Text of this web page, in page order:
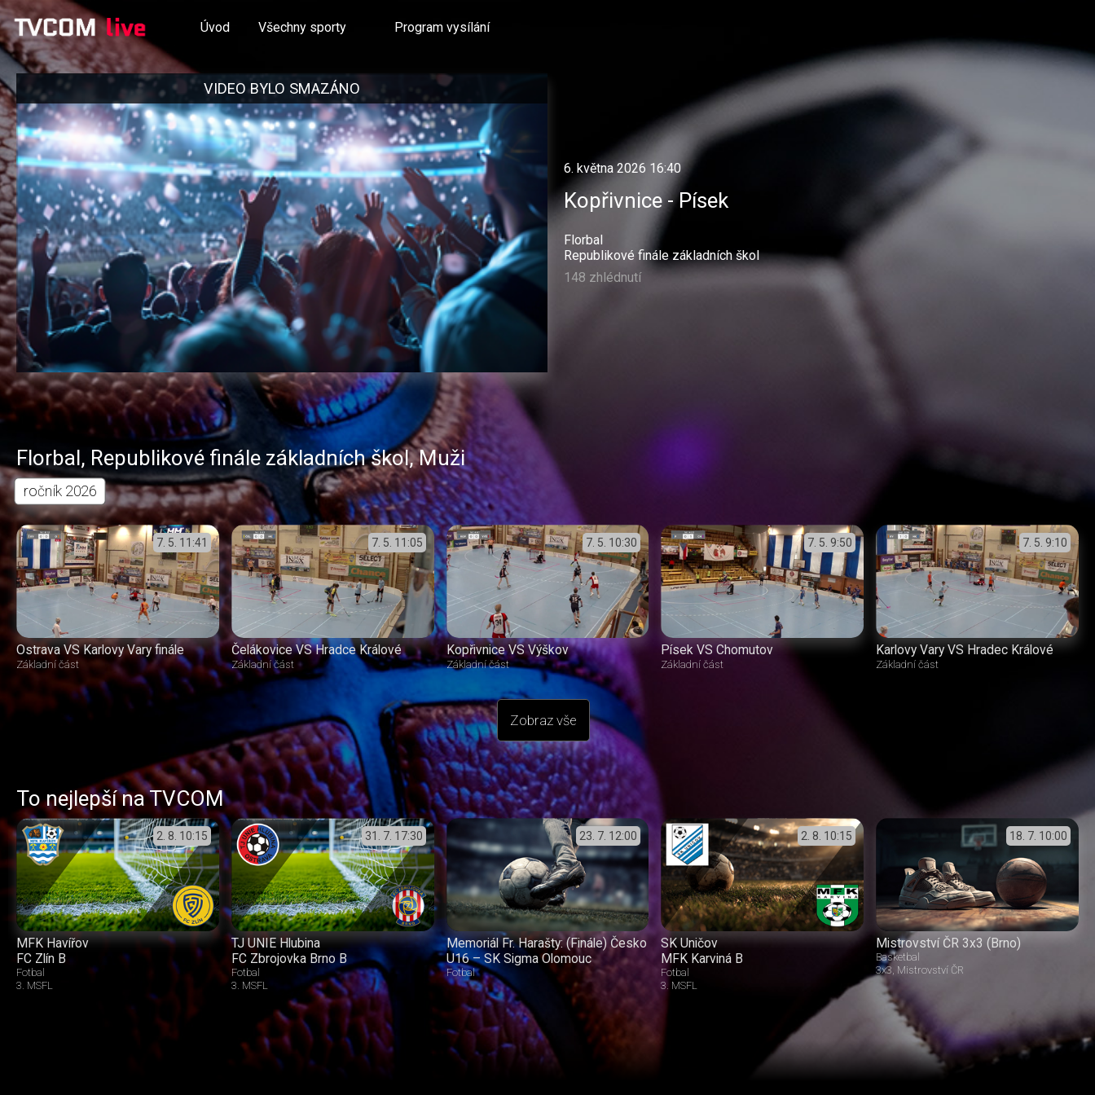
Úvod Všechny sporty Program vysílání
VIDEO BYLO SMAZÁNO
6. května 2026 16:40
Kopřivnice - Písek
Florbal
Republikové finále základních škol
148 zhlédnutí
Florbal, Republikové finále základních škol,Muži
ročník 2026
7. 5. 11:41
Ostrava VS Karlovy Vary finále
Základní část
7. 5. 11:05
Čelákovice VS Hradce Králové
Základní část
7. 5. 10:30
Kopřivnice VS Výškov
Základní část
7. 5. 9:50
Písek VS Chomutov
Základní část
7. 5. 9:10
Karlovy Vary VS Hradec Králové
Základní část
Zobraz vše
To nejlepší na TVCOM
2. 8. 10:15
MFK Havířov
FC Zlín B
Fotbal
3. MSFL
31. 7. 17:30
TJ UNIE Hlubina
FC Zbrojovka Brno B
Fotbal
3. MSFL
23. 7. 12:00
Memoriál Fr. Harašty: (Finále) Česko
U16 – SK Sigma Olomouc
Fotbal
2. 8. 10:15
SK Uničov
MFK Karviná B
Fotbal
3. MSFL
18. 7. 10:00
Mistrovství ČR 3x3 (Brno)
Basketbal
3x3 Mistrovství ČR